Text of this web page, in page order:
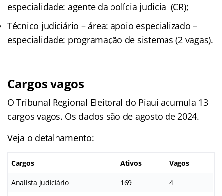
especialidade: agente da polícia judicial (CR);
Técnico judiciário – área: apoio especializado –
especialidade: programação de sistemas (2 vagas).
Cargos vagos
O Tribunal Regional Eleitoral do Piauí acumula 13
cargos vagos. Os dados são de agosto de 2024.
Veja o detalhamento:
Cargos Ativos Vagos
Analista judiciário 169 4